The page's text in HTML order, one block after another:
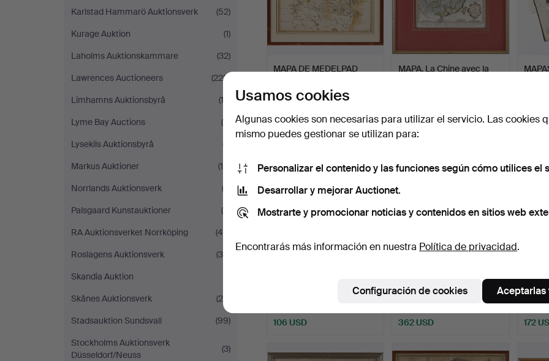
Karlstad Hammarö Auktionsverk
(52)
Kurage Auktion
(1)
Laholms Auktionskammare
(32)
Lawrences Auctioneers
(228)
Limhamns Auktionsbyrå
(12)
Lyme Bay Auctions
(4)
Lysekils Auktionsbyrå
(7)
Markus Auktioner
(10)
Norrlands Auktionsverk
(3)
Palsgaard Kunstauktioner
(5)
RA Auktionsverket Norrköping
(44)
Roslagens Auktionsverk
(30)
Skandia Auktion
Skånes Auktionsverk
(28)
Stadsauktion Sundsvall
(99)
Stockholms Auktionsverk
Düsseldorf/Neuss
(3)
MAPA DE MEDELPAD
CALVAGEN,…
Subastado 10 jul 2026
106 USD
MAPA. La Chine avec la
116 USD 85
106 USD
LÁDOGA POR SEUTTER,
apr…
Subastado 1 jul 2026
362 USD 172
Usamos cookies
Algunas cookies son necesarias para utilizar el servicio. Las cookies
mismo puedes gestionar se utilizan para:
Personalizar el contenido y las funciones según cómo utilices el
Desarrollar y mejorar Auctionet.
Mostrarte y promocionar noticias y contenidos en sitios web
Encontrarás más información en nuestra Política de privacidad.
Configuración de cookies Aceptarlas